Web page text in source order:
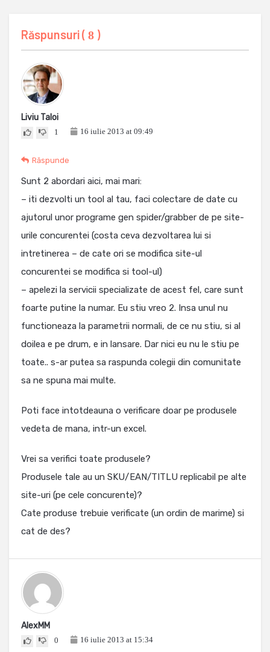
Răspunsuri ( 8 )
Liviu Taloi
1 16 iulie 2013 at 09:49
Răspunde
Sunt 2 abordari aici, mai mari:
– iti dezvolti un tool al tau, faci colectare de date cu
ajutorul unor programe gen spider/grabber de pe site-
urile concurentei (costa ceva dezvoltarea lui si
intretinerea – de cate ori se modifica site-ul
concurentei se modifica si tool-ul)
– apelezi la servicii specializate de acest fel, care sunt
foarte putine la numar. Eu stiu vreo 2. Insa unul nu
functioneaza la parametrii normali, de ce nu stiu, si al
doilea e pe drum, e in lansare. Dar nici eu nu le stiu pe
toate.. s-ar putea sa raspunda colegii din comunitate
sa ne spuna mai multe.
Poti face intotdeauna o verificare doar pe produsele
vedeta de mana, intr-un excel.
Vrei sa verifici toate produsele?
Produsele tale au un SKU/EAN/TITLU replicabil pe alte
site-uri (pe cele concurente)?
Cate produse trebuie verificate (un ordin de marime) si
cat de des?
AlexMM
0 16 iulie 2013 at 15:34